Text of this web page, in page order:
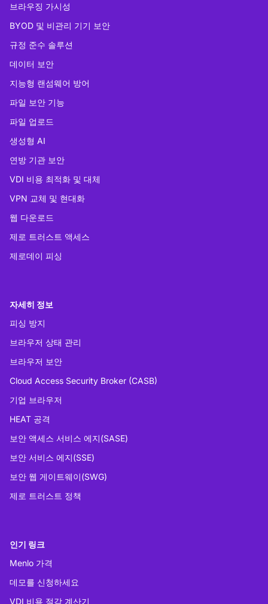
브라우징 가시성
BYOD 및 비관리 기기 보안
규정 준수 솔루션
데이터 보안
지능형 랜섬웨어 방어
파일 보안 기능
파일 업로드
생성형 AI
연방 기관 보안
VDI 비용 최적화 및 대체
VPN 교체 및 현대화
웹 다운로드
제로 트러스트 액세스
제로데이 피싱
자세히 정보
피싱 방지
브라우저 상태 관리
브라우저 보안
Cloud Access Security Broker (CASB)
기업 브라우저
HEAT 공격
보안 액세스 서비스 에지(SASE)
보안 서비스 에지(SSE)
보안 웹 게이트웨이(SWG)
제로 트러스트 정책
인기 링크
Menlo 가격
데모를 신청하세요
VDI 비용 절감 계산기